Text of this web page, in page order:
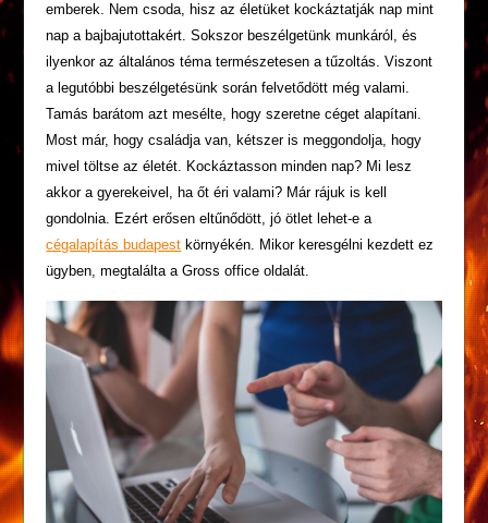
emberek. Nem csoda, hisz az életüket kockáztatják nap mint
nap a bajbajutottakért. Sokszor beszélgetünk munkáról, és
ilyenkor az általános téma természetesen a tűzoltás. Viszont
a legutóbbi beszélgetésünk során felvetődött még valami.
Tamás barátom azt mesélte, hogy szeretne céget alapítani.
Most már, hogy családja van, kétszer is meggondolja, hogy
mivel töltse az életét. Kockáztasson minden nap? Mi lesz
akkor a gyerekeivel, ha őt éri valami? Már rájuk is kell
gondolnia. Ezért erősen eltűnődött, jó ötlet lehet-e a
cégalapítás budapest környékén. Mikor keresgélni kezdett ez
ügyben, megtalálta a Gross office oldalát.